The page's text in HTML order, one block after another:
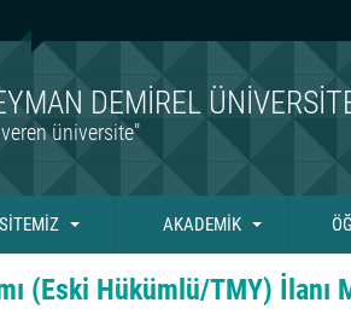
DEMIREL
üniversite"
AKADEMİK
(Eski Hükümlü/TMY) İlanı